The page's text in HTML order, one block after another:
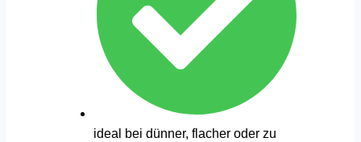
ideal bei dünner, flacher oder zu